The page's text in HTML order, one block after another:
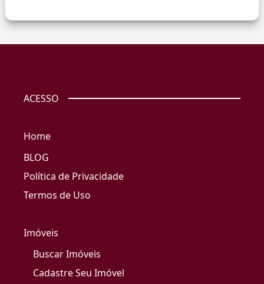
ACESSO
Home
BLOG
Política de Privacidade
Termos de Uso
Imóveis
Buscar Imóveis
Cadastre Seu Imóvel